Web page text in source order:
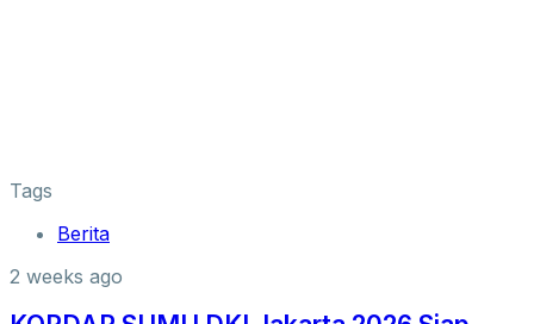
Tags
Berita
2 weeks ago